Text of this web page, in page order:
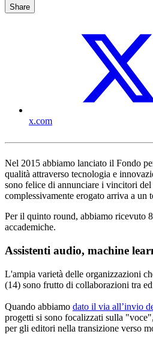
Share
x.com
Nel 2015 abbiamo lanciato il Fondo
qualità attraverso tecnologia e
sono felice di annunciare i vincitori
complessivamente erogato arriva a
Per il quinto round, abbiamo ricevuto
accademiche.
Assistenti audio, machine
L'ampia varietà delle organizzazioni
(14) sono frutto di collaborazioni tra
Quando abbiamo dato il via all’invio
progetti si sono focalizzati sulla
per gli editori nella transizione verso